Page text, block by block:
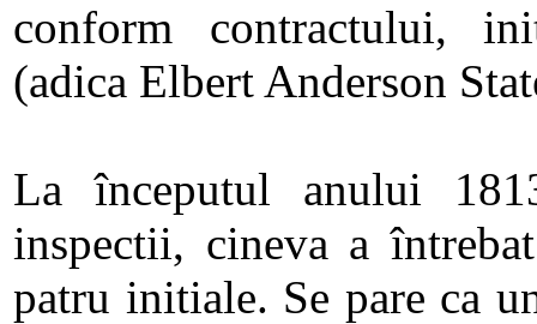
conform contractului,
(adica Elbert Anderson
La începutul anului
inspectii, cineva a
patru initiale. Se pare ca